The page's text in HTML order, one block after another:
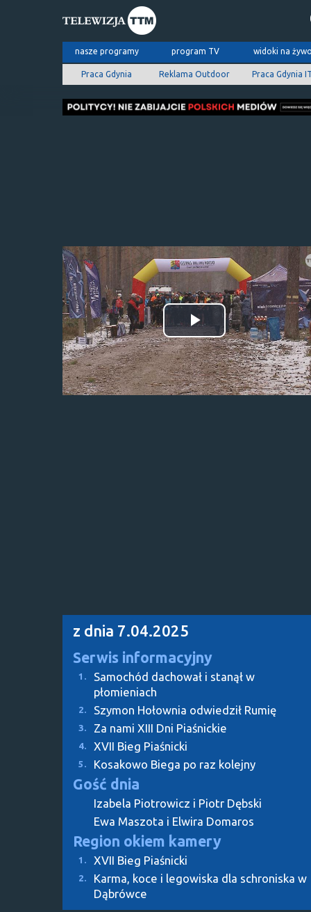
nasze programy program TV widoki na
Praca Gdynia Reklama Outdoor Praca Gdynia
Odtwórz
wideo
z dnia 7.04.2025
Serwis informacyjny
1.
Samochód dachował i stanął w
płomieniach
2. Szymon Hołownia odwiedził Rumię
3. Za nami XIII Dni Piaśnickie
4. XVII Bieg Piaśnicki
5. Kosakowo Biega po raz kolejny
Gość dnia
Izabela Piotrowicz i Piotr Dębski
Ewa Maszota i Elwira Domaros
Region okiem kamery
1. XVII Bieg Piaśnicki
2.
Karma, koce i legowiska dla schroniska w
Dąbrówce